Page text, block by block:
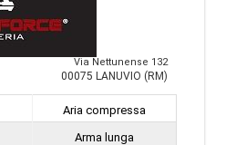
Via Nettunense 132
00075 LANUVIO (RM)
Aria compressa
Arma lunga